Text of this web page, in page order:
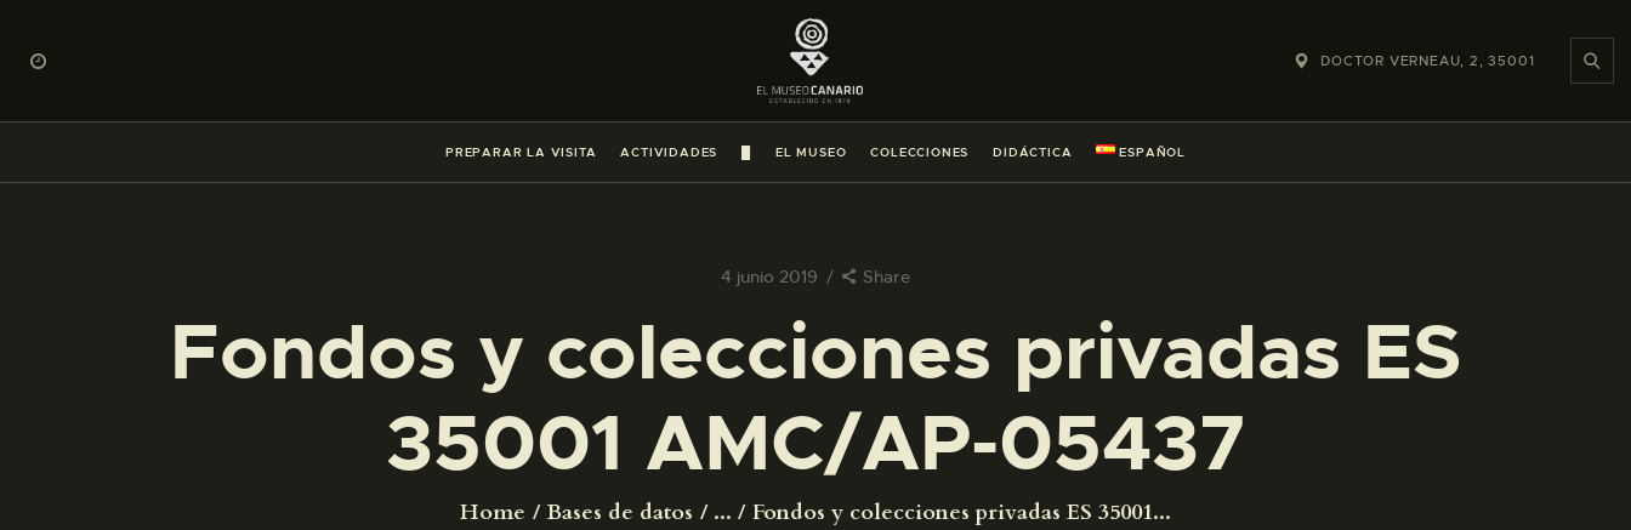
DOCTOR VERNEAU, 2, 35001
PREPARAR LA VISITA ACTIVIDADES EL MUSEO COLECCIONES DIDÁCTICA ESPAÑOL
4 junio 2019 Share
Fondos y colecciones privadas ES
35001 AMC/AP-05437
Home Bases de datos ... Fondos y colecciones privadas ES 35001...
PREPARAR LA VISITA
ACTIVIDADES
█
COLECCIONES
DIDÁCTICA
ESPAÑOL